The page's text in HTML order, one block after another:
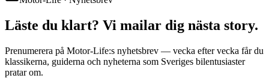
Läste du klart? Vi mailar dig nästa story.
Prenumerera på Motor-Life:s nyhetsbrev — vecka efter vecka får du
klassikerna, guiderna och nyheterna som Sveriges bilentusiaster
pratar om.